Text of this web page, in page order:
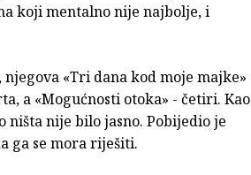
koji mentalno nije najbolje, i
«Tri dana kod moje majke»
a «Mogućnosti otoka» - četiri. Kao
nije bilo jasno. Pobijedio je
ga se mora riješiti.